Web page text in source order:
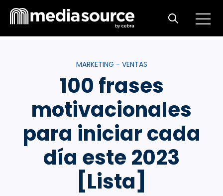
Open
Open search
MARKETING - VENTAS
100 frases
motivacionales
para iniciar cada
día este 2023
[Lista]